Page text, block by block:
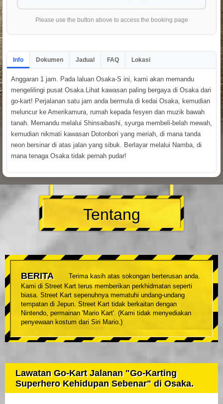
Please use the button above to access the booking page
Info Dokumen Jadual FAQ Lokasi
Anggaran 1 jam. Pada laluan Osaka-S ini, kami akan memandu
mengelilingi pusat Osaka.Lihat kawasan paling bergaya di Osaka dari
go-kart! Perjalanan satu jam anda bermula di kedai Osaka, kemudian
meluncur ke Amerikamura, rumah kepada fesyen dan muzik bawah
tanah. Memandu melalui Shinsaibashi, syurga membeli-belah mewah,
kemudian nikmati kawasan Dotonbori yang meriah, di mana tanda
neon bersinar di atas jalan yang sibuk. Berlayar melalui Namba, di
mana tenaga Osaka tidak pernah pudar!
Tentang
BERITA
Terima kasih atas sokongan berterusan anda.
Kami di Street Kart terus memberikan perkhidmatan seperti
biasa. Street Kart sepenuhnya mematuhi undang-undang
tempatan di Jepun. Street Kart tidak berkaitan dengan
Nintendo, permainan 'Mario Kart'. (Kami tidak menyediakan
penyewaan kostum dari Siri Mario.)
Lawatan Go-Kart Jalanan "Go-Karting
Superhero Kehidupan Sebenar" di Osaka.